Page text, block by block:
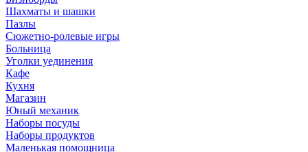
Шахматы и шашки
Пазлы
Сюжетно-ролевые игры
Больница
Уголки уединения
Кафе
Кухня
Магазин
Юный механик
Наборы посуды
Наборы продуктов
Маленькая помощница